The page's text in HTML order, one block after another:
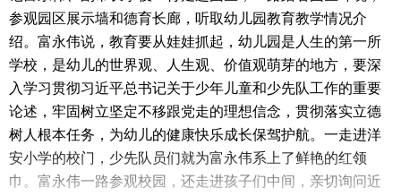
参观园区展示墙和德育长廊，听取幼儿园教育教学情况介
绍。富永伟说，教育要从娃娃抓起，幼儿园是人生的第一所
学校，是幼儿的世界观、人生观、价值观萌芽的地方，要深
入学习贯彻习近平总书记关于少年儿童和少先队工作的重要
论述，牢固树立坚定不移跟党走的理想信念，贯彻落实立德
树人根本任务，为幼儿的健康快乐成长保驾护航。一走进洋
安小学的校门，少先队员们就为富永伟系上了鲜艳的红领
巾。富永伟一路参观校园，还走进孩子们中间，亲切询问近